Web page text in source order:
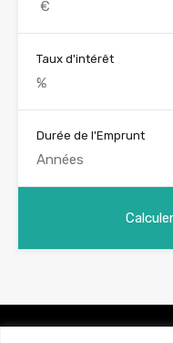
Taux d'intérêt
Durée de l'Emprunt